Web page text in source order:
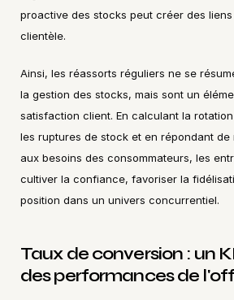
proactive des stocks peut créer des
clientèle.
Ainsi, les réassorts réguliers ne se
la gestion des stocks, mais sont un
satisfaction client. En calculant la
les ruptures de stock et en répondant
aux besoins des consommateurs, les
cultiver la confiance, favoriser la
position dans un univers concurrentiel.
Taux de conversion : un
des performances de